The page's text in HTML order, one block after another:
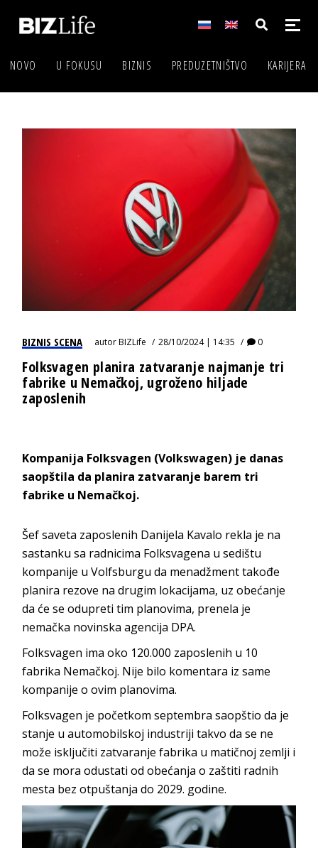
NOVO U FOKUSU BIZNIS PREDUZETNIŠTVO KARIJERA
BIZNIS SCENA autorBIZLife 28/10/2024 | 14:35 0
Folksvagen planira zatvaranje najmanje tri
fabrike u Nemačkoj, ugroženo hiljade
zaposlenih
Kompanija Folksvagen (Volkswagen) je danas
saopštila da planira zatvaranje barem tri
fabrike u Nemačkoj.
Šef saveta zaposlenih Danijela Kavalo rekla je na
sastanku sa radnicima Folksvagena u sedištu
kompanije u Volfsburgu da menadžment takođe
planira rezove na drugim lokacijama, uz obećanje
da će se odupreti tim planovima, prenela je
nemačka novinska agencija DPA.
Folksvagen ima oko 120.000 zaposlenih u 10
fabrika Nemačkoj. Nije bilo komentara iz same
kompanije o ovim planovima.
Folksvagen je početkom septembra saopštio da je
stanje u automobilskoj industriji takvo da se ne
može isključiti zatvaranje fabrika u matičnoj zemlji i
da se mora odustati od obećanja o zaštiti radnih
mesta bez otpuštanja do 2029. godine.